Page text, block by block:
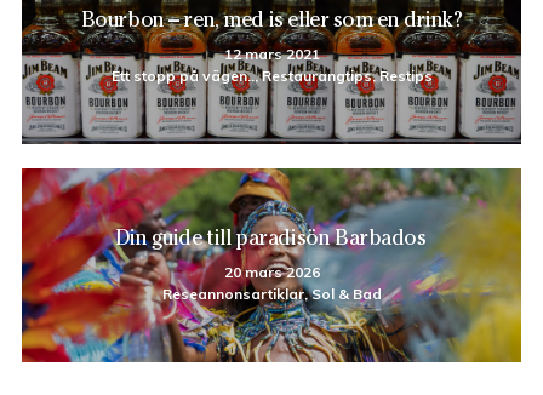
Bourbon – ren, med is eller som en drink?
12 mars 2021
Ett stopp på vägen.., Restaurangtips, Restips
Din guide till paradisön Barbados
20 mars 2026
Reseannonsartiklar, Sol & Bad